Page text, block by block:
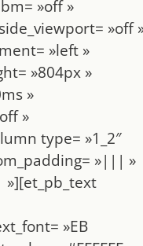
»off »
»off
»left »
»804px »
»
»
type= »1_2″
»||| »
»EB